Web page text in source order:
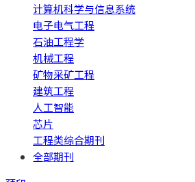
计算机科学与信息系统
电子电气工程
石油工程学
机械工程
矿物采矿工程
建筑工程
人工智能
芯片
工程类综合期刊
全部期刊